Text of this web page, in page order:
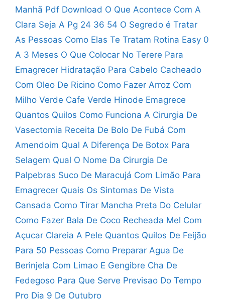
Manhã Pdf Download O Que Acontece Com A
Clara Seja A Pg 24 36 54 O Segredo é Tratar
As Pessoas Como Elas Te Tratam Rotina Easy 0
A 3 Meses O Que Colocar No Terere Para
Emagrecer Hidratação Para Cabelo Cacheado
Com Oleo De Ricino Como Fazer Arroz Com
Milho Verde Cafe Verde Hinode Emagrece
Quantos Quilos Como Funciona A Cirurgia De
Vasectomia Receita De Bolo De Fubá Com
Amendoim Qual A Diferença De Botox Para
Selagem Qual O Nome Da Cirurgia De
Palpebras Suco De Maracujá Com Limão Para
Emagrecer Quais Os Sintomas De Vista
Cansada Como Tirar Mancha Preta Do Celular
Como Fazer Bala De Coco Recheada Mel Com
Açucar Clareia A Pele Quantos Quilos De Feijão
Para 50 Pessoas Como Preparar Agua De
Berinjela Com Limao E Gengibre Cha De
Fedegoso Para Que Serve Previsao Do Tempo
Pro Dia 9 De Outubro